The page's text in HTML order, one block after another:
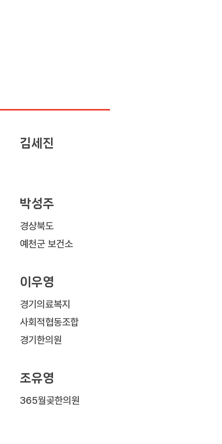
김세진
박성주
경상북도
예천군 보건소
이우영
경기의료복지
사회적협동조합
경기한의원
조유영
365월곶한의원